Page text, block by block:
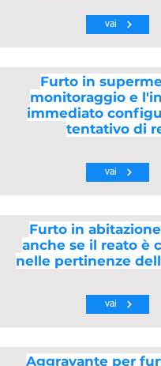
vai
Furto in
monitoraggio e
immediato
tentativo di
vai
Furto in
anche se il reato è
nelle pertinenze
vai
Aggravante per